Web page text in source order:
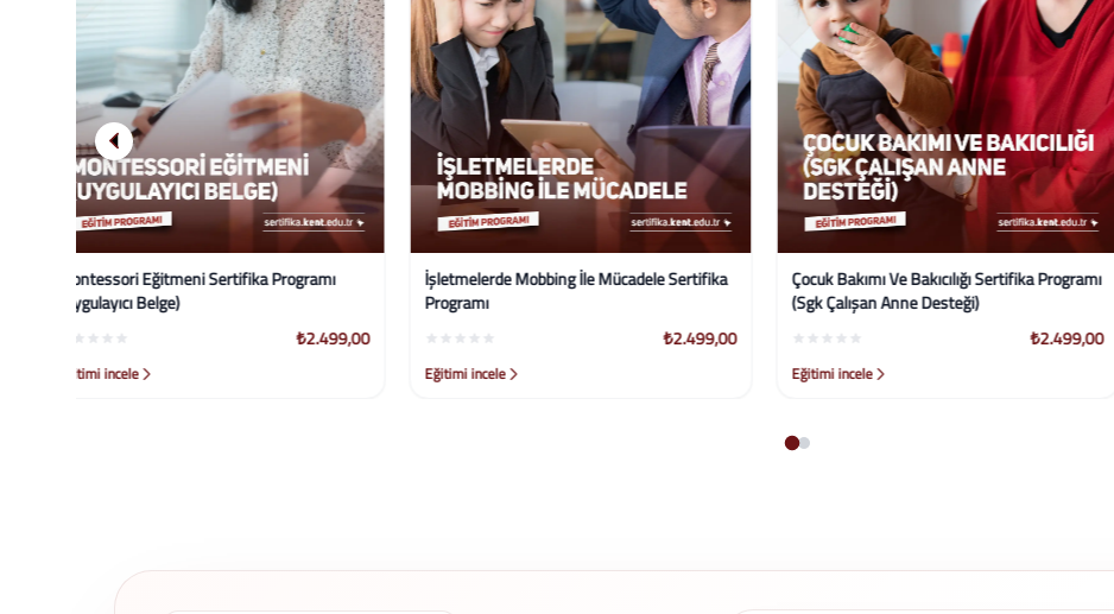
İşletmelerde Mobbing İle Mücadele Sertifika
Programı
₺2.499,00
Eğitimi incele
Çocuk Bakımı Ve Bakıcılığı Sertifika Programı
(Sgk Çalışan Anne Desteği)
₺2.499,00
Eğitimi incele
Bireysel Girişimcilik Ve İş Kurma Sertifika
Programı
Eğitimi incele